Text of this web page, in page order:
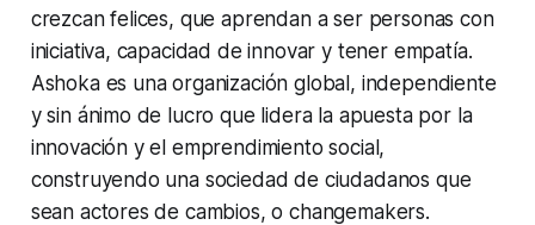
crezcan felices, que aprendan a ser personas con
iniciativa, capacidad de innovar y tener empatía.
Ashoka es una organización global, independiente
y sin ánimo de lucro que lidera la apuesta por la
innovación y el emprendimiento social,
construyendo una sociedad de ciudadanos que
sean actores de cambios, o changemakers.